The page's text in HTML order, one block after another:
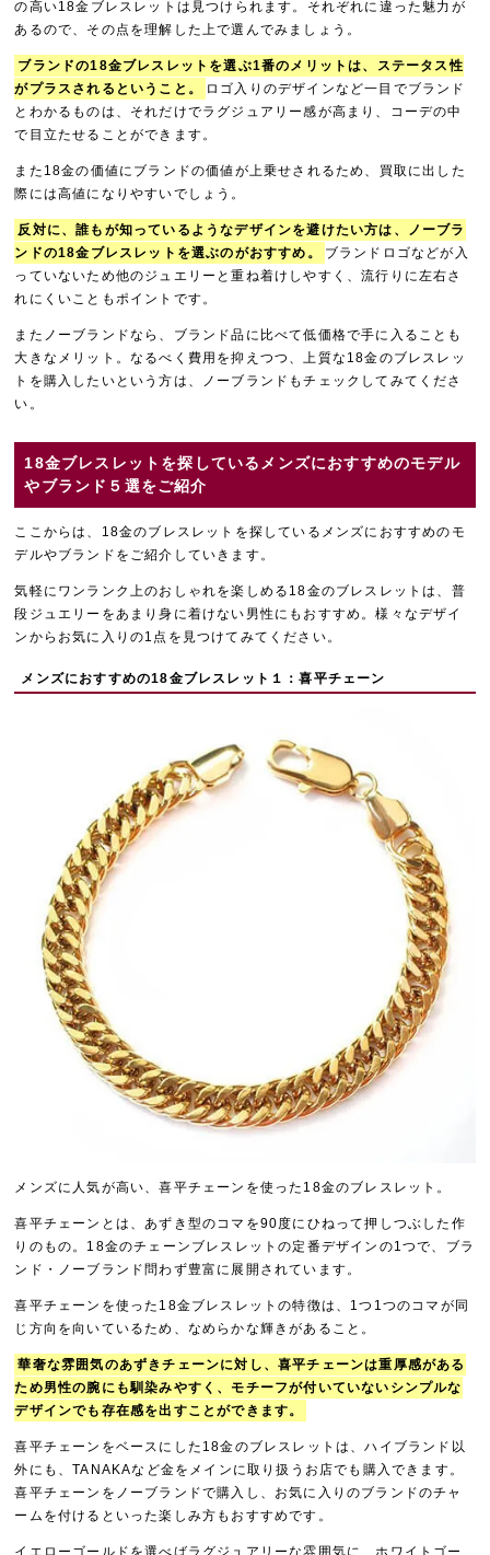
の高い18金ブレスレットは見つけられます。それぞれに違った魅力が
あるので、その点を理解した上で選んでみましょう。
ブランドの18金ブレスレットを選ぶ1番のメリットは、ステータス性
がプラスされるということ。
ロゴ入りのデザインなど一目でブランド
とわかるものは、それだけでラグジュアリー感が高まり、コーデの中
で目立たせることができます。
また18金の価値にブランドの価値が上乗せされるため、買取に出した
際には高値になりやすいでしょう。
反対に、誰もが知っているようなデザインを避けたい方は、ノーブラ
ンドの18金ブレスレットを選ぶのがおすすめ。
ブランドロゴなどが入
っていないため他のジュエリーと重ね着けしやすく、流行りに左右さ
れにくいこともポイントです。
またノーブランドなら、ブランド品に比べて低価格で手に入ることも
大きなメリット。なるべく費用を抑えつつ、上質な18金のブレスレッ
トを購入したいという方は、ノーブランドもチェックしてみてくださ
い。
18金ブレスレットを探しているメンズにおすすめのモデル
やブランド５選をご紹介
ここからは、18金のブレスレットを探しているメンズにおすすめのモ
デルやブランドをご紹介していきます。
気軽にワンランク上のおしゃれを楽しめる18金のブレスレットは、普
段ジュエリーをあまり身に着けない男性にもおすすめ。様々なデザイ
ンからお気に入りの1点を見つけてみてください。
メンズにおすすめの18金ブレスレット１：喜平チェーン
メンズに人気が高い、喜平チェーンを使った18金のブレスレット。
喜平チェーンとは、あずき型のコマを90度にひねって押しつぶした作
りのもの。18金のチェーンブレスレットの定番デザインの1つで、ブラ
ンド・ノーブランド問わず豊富に展開されています。
喜平チェーンを使った18金ブレスレットの特徴は、1つ1つのコマが同
じ方向を向いているため、なめらかな輝きがあること。
華奢な雰囲気のあずきチェーンに対し、喜平チェーンは重厚感がある
ため男性の腕にも馴染みやすく、モチーフが付いていないシンプルな
デザインでも存在感を出すことができます。
喜平チェーンをベースにした18金のブレスレットは、ハイブランド以
外にも、TANAKAなど金をメインに取り扱うお店でも購入できます。
喜平チェーンをノーブランドで購入し、お気に入りのブランドのチャ
ームを付けるといった楽しみ方もおすすめです。
イエローゴールドを選べばラグジュアリーな雰囲気に、ホワイトゴー